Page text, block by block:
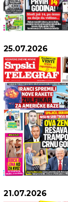
25.07.2026
21.07.2026